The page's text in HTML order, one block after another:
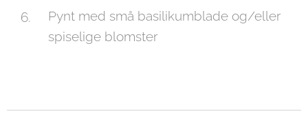
Pynt med små basilikumblade og/eller
spiselige blomster